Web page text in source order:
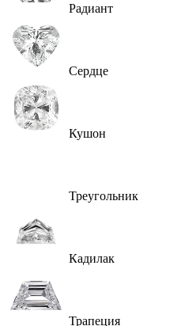
Радиант
Сердце
Кушон
Треугольник
Кадилак
Трапеция